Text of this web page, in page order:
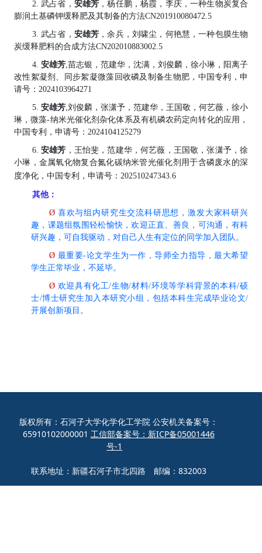
2. 武占省， 安雄芳 ，杨任鹏，杨霞，李庆，一种生物炭复合
膨润土基磷钾缓释肥及其制备的方法CN201910080472.5
3. 武占省， 安雄芳 ，余兵，刘啸尘，何艳慧，一种包膜生物
炭缓释肥料的合成方法CN202010883002.5
4. 安雄芳,苗志银 ， 范建华 ， 沈满 ， 刘俊麟 ， 徐小琳，阳离子
改性絮凝剂、同步絮凝微藻回收磷及制备生物肥，中国专利，申
请号：2024103964271
5. 安雄芳,刘俊麟 ， 张潇予 ， 范建华 ， 王国敬 ， 何艺薇 ， 徐小
琳，微藻-纳米光催化剂杂化体系及有机磷农药定向转化的应用，
中国专利，申请号：2024104125279
6.安雄芳 ， 王怡斐 ，范建华，何艺薇 ， 王国敬 ，张潇予，徐
小琳 ， 金属氧化物复合氮化碳纳米管光催化剂用于含磷废水的深
度净化 ，中国专利，申请号： 202510247343.6
其他：
Ø 喜欢与组内研究生交流科研思想，激发大家科研兴
趣 ， 课题组氛围轻松愉快，欢迎正直、善良，可沟通，有科
研兴趣， 可自我驱动，对自己人生有定位的同学加入团队。
Ø 最重要-论文学生为一作，导师全力指导 ，最大希望
学生正常毕业，不延毕。
Ø 欢迎具有化工/生物/材料/环境等学科背景的本科/硕
士/博士研究生加入本研究小组，包括本科生完成毕业论文/
开展创新项目 。
版权所有：石河子大学化学化工学院 公安机关备案号：
65910102000001 工信部备案号：新ICP备05001446
号-1
联系地址：新疆石河子市北四路 邮编：832003